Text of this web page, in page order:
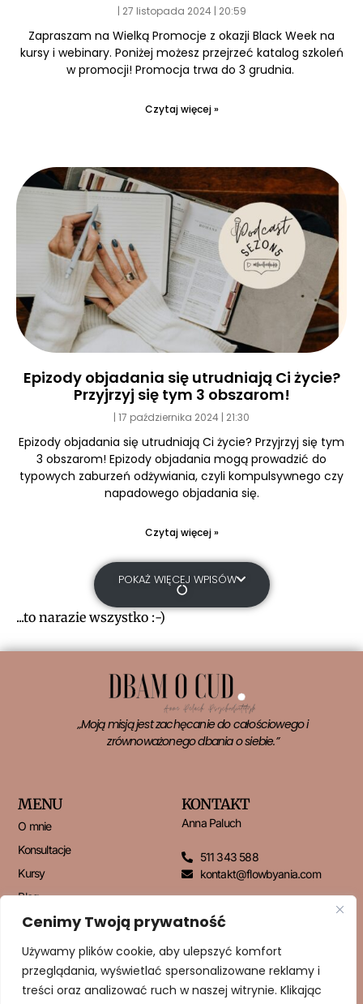
Cenimy Twoją prywatność
Używamy plików cookie, aby ulepszyć komfort
przeglądania, wyświetlać spersonalizowane reklamy i
treści oraz analizować ruch w naszej witrynie. Klikając
27 listopada 2024 20:59
Zapraszam na Wielką Promocje z okazji Black Week na
kursy i webinary. Poniżej możesz przejrzeć katalog szkoleń
w promocji! Promocja trwa do 3 grudnia.
Czytaj więcej »
Epizody objadania się utrudniają Ci życie?
Przyjrzyj się tym 3 obszarom!
17 października 2024 21:30
Epizody objadania się utrudniają Ci życie? Przyjrzyj się tym
3 obszarom! Epizody objadania mogą prowadzić do
typowych zaburzeń odżywiania, czyli kompulsywnego czy
napadowego objadania się.
Czytaj więcej »
POKAŻ WIĘCEJ WPISÓW
...to narazie wszystko :-)
„Moją misją jest zachęcanie do całościowego i
zrównoważonego dbania o siebie.”
MENU
O mnie
Konsultacje
Kursy
Blog
Kontakt
KONTAKT
Anna Paluch
511 343 588
kontakt@flowbyania.com
NEWSLETTER